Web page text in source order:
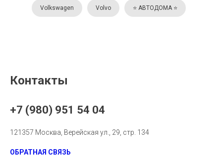
Volkswagen Volvo ⭐️ АВТОДОМА ⭐️
Контакты
+7 (980) 951 54 04
121357 Москва, Верейская ул., 29, стр. 134
ОБРАТНАЯ СВЯЗЬ